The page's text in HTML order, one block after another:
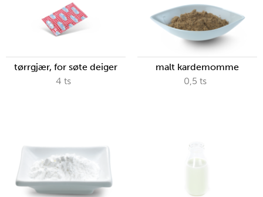
tørrgjær, for søte deiger
4 ts
malt kardemomme
0,5 ts